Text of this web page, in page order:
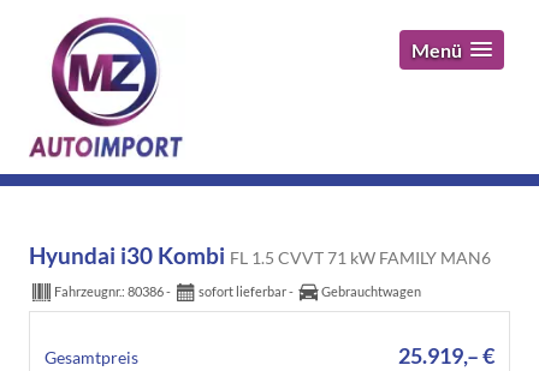
Menü
Hyundai i30 Kombi FL 1.5 CVVT 71 kW FAMILY MAN6
Fahrzeugnr.: 80386 sofort lieferbar Gebrauchtwagen
Gesamtpreis 25.919,– €